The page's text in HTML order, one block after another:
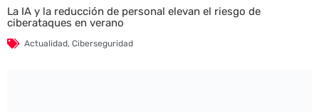
La IA y la reducción de personal elevan el riesgo de
ciberataques en verano
Actualidad, Ciberseguridad